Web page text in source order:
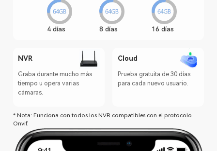
4 días 8 días 16 días
NVR
Graba durante mucho más
tiempo u opera varias
cámaras.
Cloud
Prueba gratuita de 30 días
para cada nuevo usuario.
* Nota: Funciona con todos los NVR compatibles con el protocolo
Onvif.